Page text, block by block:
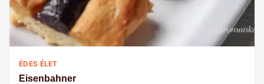
ÉDES ÉLET
Eisenbahner